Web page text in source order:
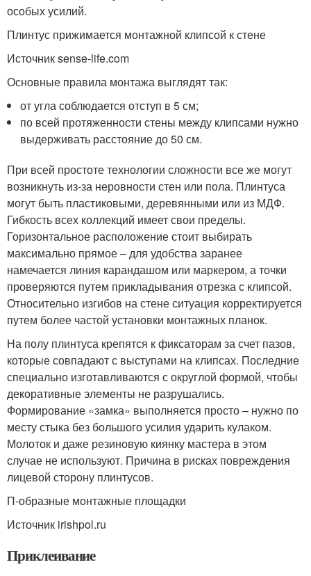
особых усилий.
Плинтус прижимается монтажной клипсой к стене
Источник sense-life.com
Основные правила монтажа выглядят так:
от угла соблюдается отступ в 5 см;
по всей протяженности стены между клипсами нужно
выдерживать расстояние до 50 см.
При всей простоте технологии сложности все же могут
возникнуть из-за неровности стен или пола. Плинтуса
могут быть пластиковыми, деревянными или из МДФ.
Гибкость всех коллекций имеет свои пределы.
Горизонтальное расположение стоит выбирать
максимально прямое – для удобства заранее
намечается линия карандашом или маркером, а точки
проверяются путем прикладывания отрезка с клипсой.
Относительно изгибов на стене ситуация корректируется
путем более частой установки монтажных планок.
На полу плинтуса крепятся к фиксаторам за счет пазов,
которые совпадают с выступами на клипсах. Последние
специально изготавливаются с округлой формой, чтобы
декоративные элементы не разрушались.
Формирование «замка» выполняется просто – нужно по
месту стыка без большого усилия ударить кулаком.
Молоток и даже резиновую киянку мастера в этом
случае не используют. Причина в рисках повреждения
лицевой сторону плинтусов.
П-образные монтажные площадки
Источник irishpol.ru
Приклеивание